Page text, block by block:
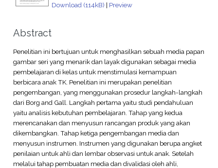
Download (114kB) | Preview
Abstract
Penelitian ini bertujuan untuk menghasilkan sebuah media papan
gambar seri yang menarik dan layak digunakan sebagai media
pembelajaran di kelas untuk menstimulasi kemampuan
berbicara anak TK. Penelitian ini merupakan penelitian
pengembangan, yang menggunakan prosedur langkah-langkah
dari Borg and Gall. Langkah pertama yaitu studi pendahuluan
yaitu analisis kebutuhan pembelajaran. Tahap yang kedua
merencanakan dan menyusun rancangan produk yang akan
dikembangkan. Tahap ketiga pengembangan media dan
menyusun instrumen. Instrumen yang digunakan berupa angket
penilaian untuk ahli dan lembar observasi untuk anak. Setelah
melalui tahap pembuatan media dan divalidasi oleh ahli,